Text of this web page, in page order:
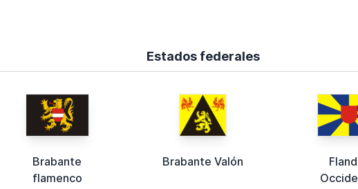
Estados federales
Brabante
flamenco
Brabante Valón